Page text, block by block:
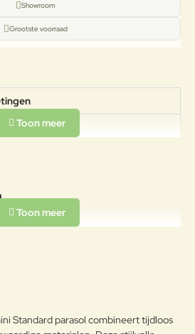
Showroom
Grootste voorraad
Afmetingen:
Aluminiumlegeringen,
buitengewoon geschikt voor de
Standard parasol combineert tijdloos